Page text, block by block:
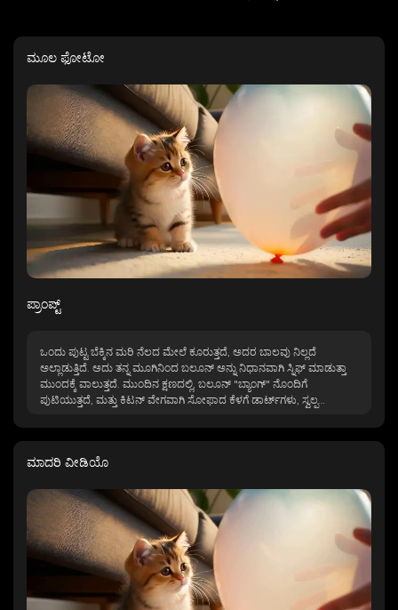
ಮೂಲ ಫೋಟೋ
ಪ್ರಾಂಪ್ಟ್
ಒಂದು ಪುಟ್ಟ ಬೆಕ್ಕಿನ ಮರಿ ನೆಲದ ಮೇಲೆ ಕೂರುತ್ತದೆ, ಅದರ ಬಾಲವು ನಿಲ್ಲದೆ
ಅಲ್ಲಾಡುತ್ತಿದೆ. ಅದು ತನ್ನ ಮೂಗಿನಿಂದ ಬಲೂನ್ ಅನ್ನು ನಿಧಾನವಾಗಿ ಸ್ನಿಫ್ ಮಾಡುತ್ತಾ
ಮುಂದಕ್ಕೆ ವಾಲುತ್ತದೆ. ಮುಂದಿನ ಕ್ಷಣದಲ್ಲಿ, ಬಲೂನ್ "ಬ್ಯಾಂಗ್" ನೊಂದಿಗೆ
ಪುಟಿಯುತ್ತದೆ, ಮತ್ತು ಕಿಟನ್ ವೇಗವಾಗಿ ಸೋಫಾದ ಕೆಳಗೆ ಡಾರ್ಟ್‌ಗಳು, ಸ್ವಲ್ಪ
ಲಘುವಾಗಿ ನಡುಗುತ್ತದೆ.
ಮಾದರಿ ವೀಡಿಯೊ